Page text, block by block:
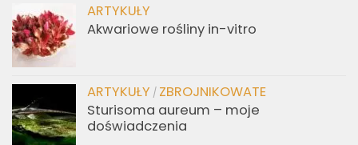
ARTYKUŁY
Akwariowe rośliny in-vitro
ARTYKUŁY / ZBROJNIKOWATE
Sturisoma aureum – moje
doświadczenia